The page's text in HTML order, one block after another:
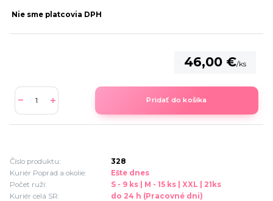
Nie sme platcovia DPH
46,00 €/ks
Pridať do košíka
Číslo produktu:
328
Kuriér Poprad a okolie:
Ešte dnes
Počet ruží:
S - 9 ks | M - 15 ks | XXL | 21ks
Kuriér celá SR:
do 24 h (Pracovné dni)